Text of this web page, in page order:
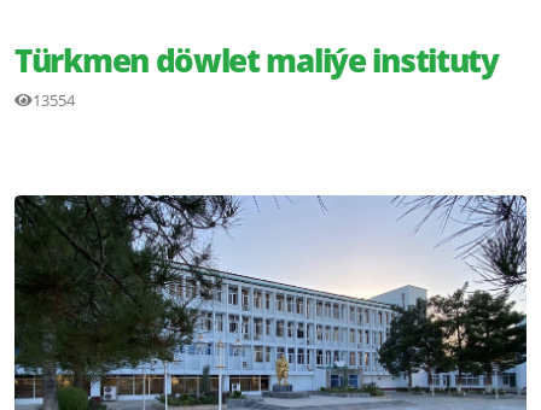
Türkmen döwlet maliýe instituty
13554